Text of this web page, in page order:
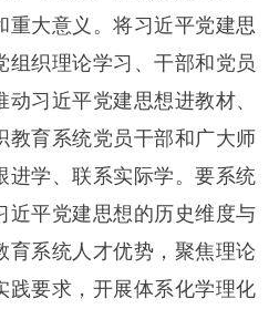
重大意义。将习近平党建思
组织理论学习、干部和党员
习近平党建思想进教材、
教育系统党员干部和广大师
进学、联系实际学。要系统
近平党建思想的历史维度与
育系统人才优势，聚焦理论
践要求，开展体系化学理化